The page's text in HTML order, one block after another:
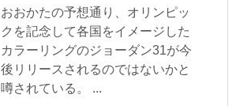
おおかたの予想通り、オリンピッ
クを記念して各国をイメージした
カラーリングのジョーダン31が今
後リリースされるのではないかと
噂されている。 ...